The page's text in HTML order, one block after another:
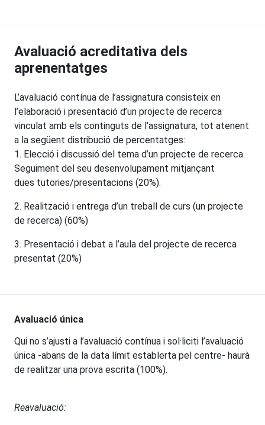
Avaluació acreditativa dels
aprenentatges
L’avaluació contínua de l’assignatura consisteix en
l’elaboració i presentació d’un projecte de recerca
vinculat amb els continguts de l’assignatura, tot atenent
a la següent distribució de percentatges:
1. Elecció i discussió del tema d’un projecte de recerca.
Seguiment del seu desenvolupament mitjançant
dues tutories/presentacions (20%).
2. Realització i entrega d’un treball de curs (un projecte
de recerca) (60%)
3. Presentació i debat a l’aula del projecte de recerca
presentat (20%)
Avaluació única
Qui no s’ajusti a l’avaluació contínua i sol·liciti l’avaluació
única -abans de la data límit establerta pel centre- haurà
de realitzar una prova escrita (100%).
Reavaluació: